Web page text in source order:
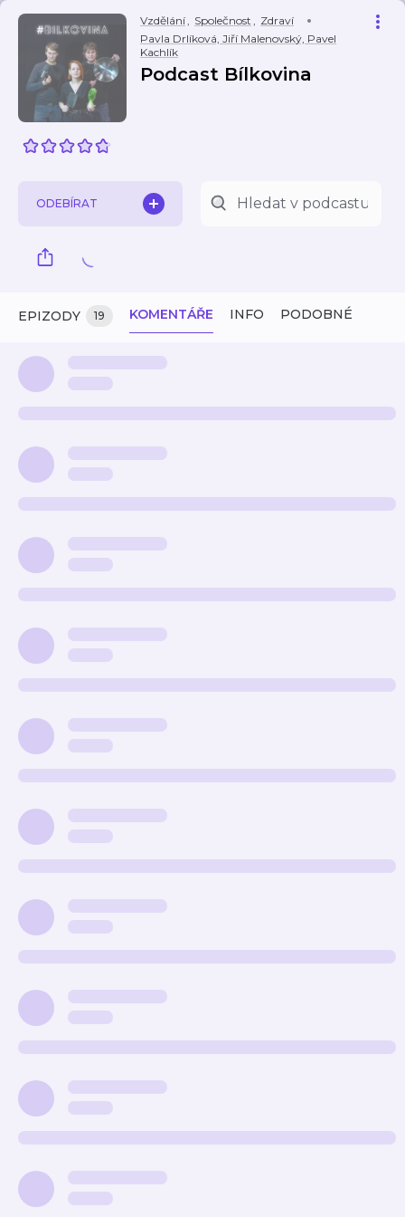
Vzdělání, Společnost , Zdraví
Pavla Drlíková, Jiří Malenovský, Pavel
Kachlík
Podcast Bílkovina
ODEBÍRAT
EPIZODY 19 KOMENTÁŘE INFO PODOBNÉ